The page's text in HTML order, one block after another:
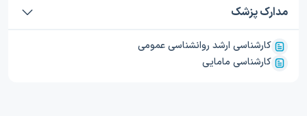
مدارک پزشک
کارشناسی ارشد روانشناسی عمومی
کارشناسی مامایی